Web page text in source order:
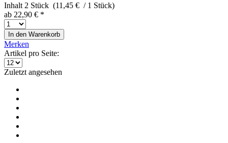
Inhalt 2 Stück (11,45 € / 1 Stück)
ab 22,90 € *
In den Warenkorb
Merken
Artikel pro Seite:
Zuletzt angesehen